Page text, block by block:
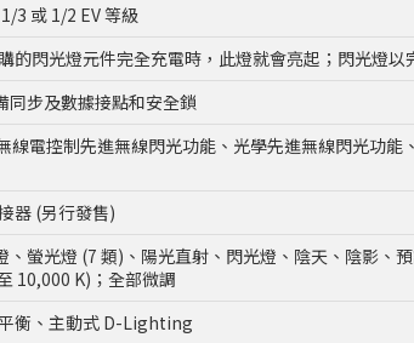
3 或 1/2 EV 等級
的閃光燈元件完全充電時，此燈就會亮起；閃光燈
同步及數據接點和安全鎖
線電控制先進無線閃光功能、光學先進無線閃光功能
器 (另行發售)
、螢光燈 (7 類)、陽光直射、閃光燈、陰天、陰影、
10,000 K)；全部微調
衡、主動式 D-Lighting